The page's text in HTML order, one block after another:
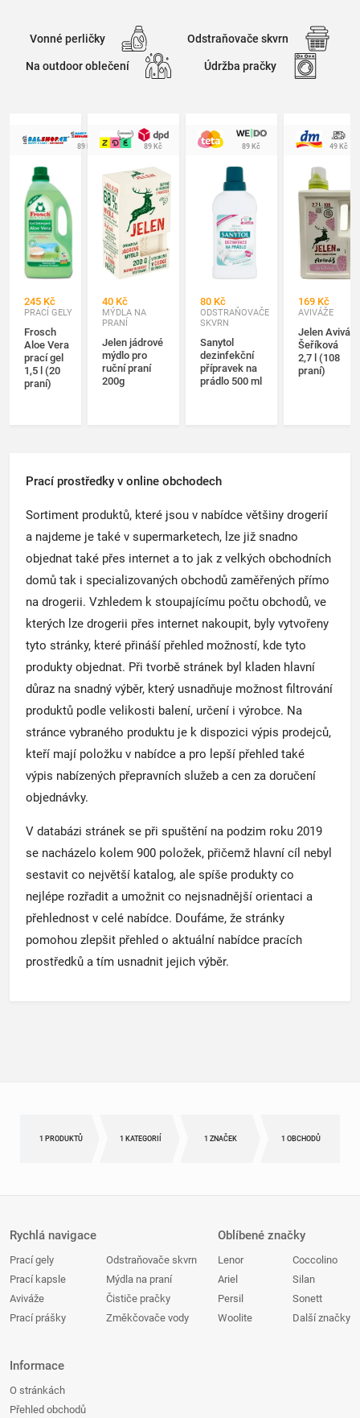
Vonné perličky Odstraňovače skvrn
Na outdoor oblečení Údržba pračky
245 Kč
PRACÍ GELY
Frosch
Aloe Vera
prací gel
1,5 l (20
praní)
89 Kč
40 Kč
MÝDLA NA
PRANÍ
Jelen jádrové
mýdlo pro
ruční praní
200g
89 Kč
80 Kč
ODSTRAŇOVAČE
SKVRN
Sanytol
dezinfekční
přípravek na
prádlo 500 ml
89 Kč
169 Kč
AVIVÁŽE
Jelen Aviváž
Šeříková
2,7 l (108
praní)
49 Kč
Prací prostředky v online obchodech
Sortiment produktů, které jsou v nabídce většiny drogerií
a najdeme je také v supermarketech, lze již snadno
objednat také přes internet a to jak z velkých obchodních
domů tak i specializovaných obchodů zaměřených přímo
na drogerii. Vzhledem k stoupajícímu počtu obchodů, ve
kterých lze drogerii přes internet nakoupit, byly vytvořeny
tyto stránky, které přináší přehled možností, kde tyto
produkty objednat. Při tvorbě stránek byl kladen hlavní
důraz na snadný výběr, který usnadňuje možnost filtrování
produktů podle velikosti balení, určení i výrobce. Na
stránce vybraného produktu je k dispozici výpis prodejců,
kteří mají položku v nabídce a pro lepší přehled také
výpis nabízených přepravních služeb a cen za doručení
objednávky.
V databázi stránek se při spuštění na podzim roku 2019
se nacházelo kolem 900 položek, přičemž hlavní cíl nebyl
sestavit co největší katalog, ale spíše produkty co
nejlépe rozřadit a umožnit co nejsnadnější orientaci a
přehlednost v celé nabídce. Doufáme, že stránky
pomohou zlepšit přehled o aktuální nabídce pracích
prostředků a tím usnadnit jejich výběr.
1 PRODUKTŮ 1 KATEGORIÍ 1 ZNAČEK 1 OBCHODŮ
Rychlá navigace
Prací gely
Prací kapsle
Aviváže
Prací prášky
Odstraňovače skvrn
Mýdla na praní
Čističe pračky
Změkčovače vody
Oblíbené značky
Lenor
Ariel
Persil
Woolite
Coccolino
Silan
Sonett
Další značky
Informace
O stránkách
Přehled obchodů